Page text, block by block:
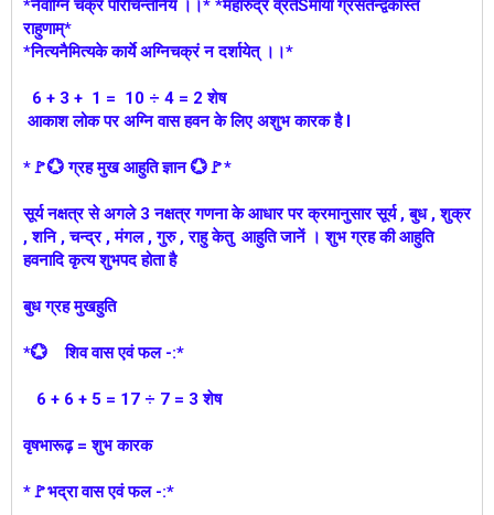
*नैवाग्नि चक्रं परिचिन्तनियं ।।* *महारुद्र व्रतेSमायां ग्रसतेन्द्वर्कास्त
राहुणाम्*
*नित्यनैमित्यके कार्ये अग्निचक्रं न दर्शायेत् ।।*
6 + 3 + 1 = 10 ÷ 4 = 2 शेष
आकाश लोक पर अग्नि वास हवन के लिए अशुभ कारक है l
*🚩💮 ग्रह मुख आहुति ज्ञान 💮🚩*
सूर्य नक्षत्र से अगले 3 नक्षत्र गणना के आधार पर क्रमानुसार सूर्य , बुध , शुक्र
, शनि , चन्द्र , मंगल , गुरु , राहु केतु आहुति जानें । शुभ ग्रह की आहुति
हवनादि कृत्य शुभपद होता है
बुध ग्रह मुखहुति
*💮 शिव वास एवं फल -:*
6 + 6 + 5 = 17 ÷ 7 = 3 शेष
वृषभारूढ़ = शुभ कारक
*🚩भद्रा वास एवं फल -:*